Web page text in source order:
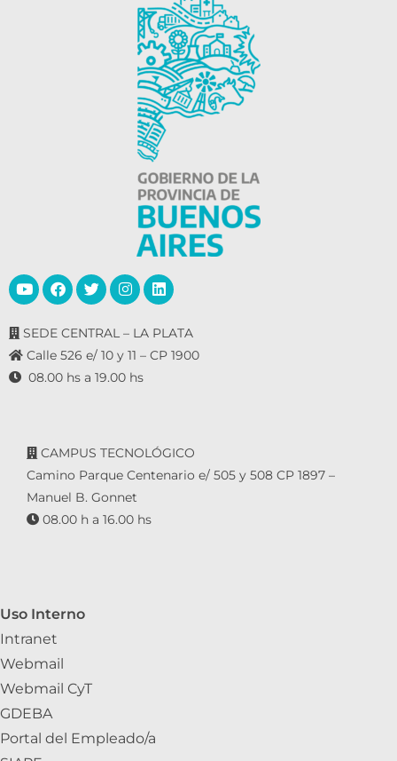
SEDE CENTRAL – LA PLATA
Calle 526 e/ 10 y 11 – CP 1900
08.00 hs a 19.00 hs
CAMPUS TECNOLÓGICO
Camino Parque Centenario e/ 505 y 508 CP 1897 –
Manuel B. Gonnet
08.00 h a 16.00 hs
Uso Interno
Intranet
Webmail
Webmail CyT
GDEBA
Portal del Empleado/a